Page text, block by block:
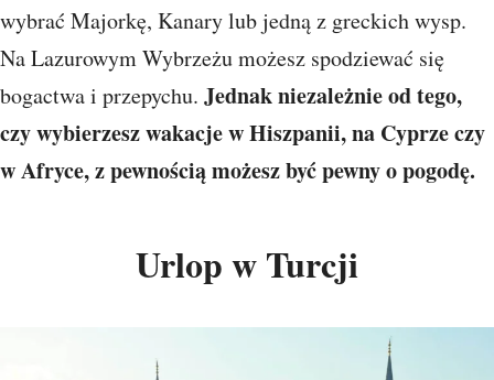
wybrać Majorkę, Kanary lub jedną z greckich wysp.
Na Lazurowym Wybrzeżu możesz spodziewać się
bogactwa i przepychu. Jednak niezależnie od tego,
czy wybierzesz wakacje w Hiszpanii, na Cyprze czy
w Afryce, z pewnością możesz być pewny o pogodę.
Urlop w Turcji